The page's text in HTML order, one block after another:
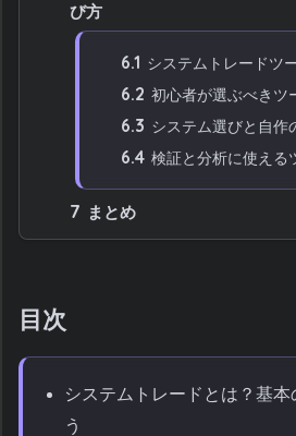
び方
6.1 システムトレードツ
6.2 初心者が選ぶべきツ
6.3 システム選びと自作
6.4 検証と分析に使える
7 まとめ
目次
システムトレードとは？基本
う